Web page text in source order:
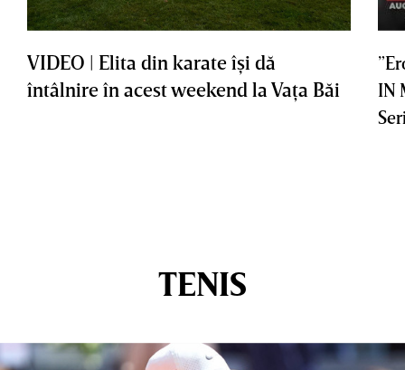
VIDEO | Elita din karate îşi dă
întâlnire în acest weekend la Vaţa Băi
IN
TENIS